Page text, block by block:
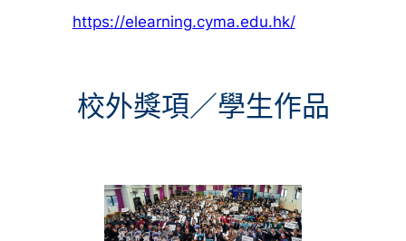
https://elearning.cyma.edu.hk/
校外獎項／學生作品